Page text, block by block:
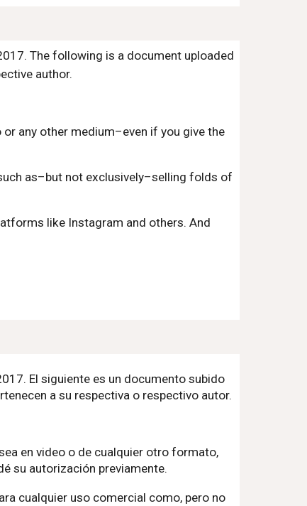
The following is a document uploaded
author.
any other medium–even if you give the
as–but not exclusively–selling folds of
like Instagram and others. And
El siguiente es un documento subido
a su respectiva o respectivo autor.
en video o de cualquier otro formato,
su autorización previamente.
cualquier uso comercial como, pero no